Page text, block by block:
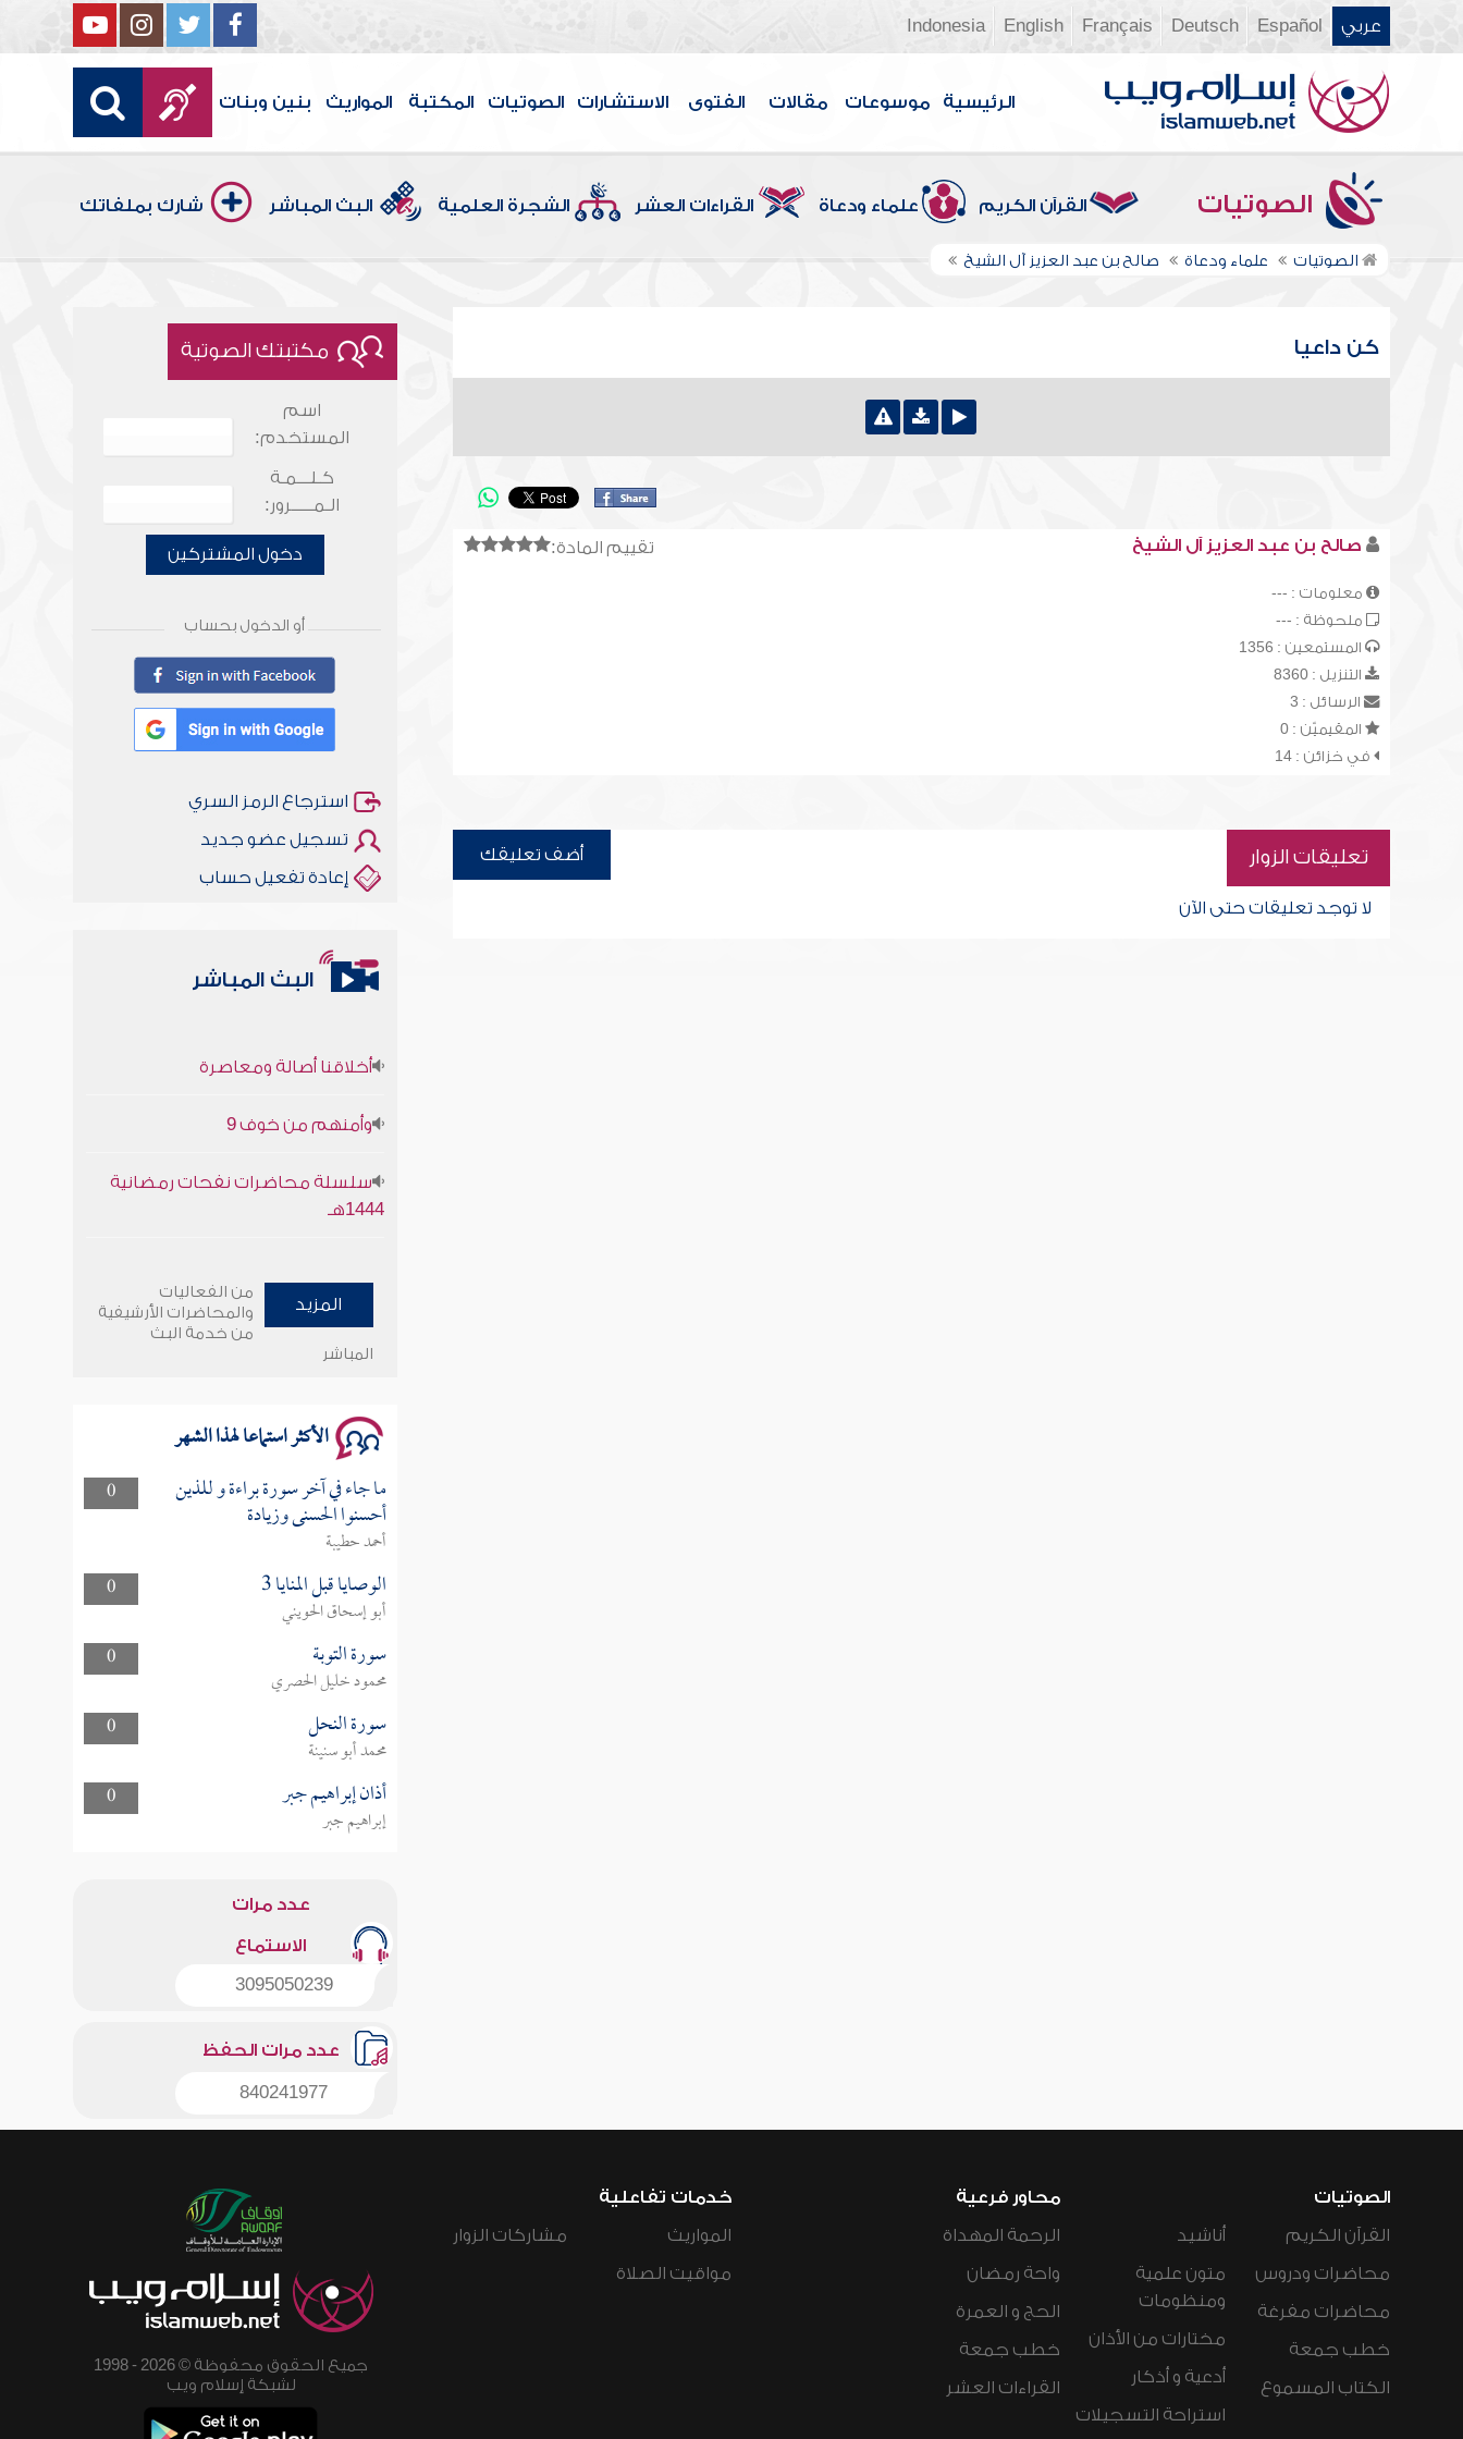
عربي Español
Deutsch
Français
English
Indonesia
الرئيسية موسوعات مقالات الفتوى الاستشارات الصوتيات المكتبة المواريث بنين وبنات
الصوتيات القرآن الكريم علماء ودعاة القراءات العشر الشجرة العلمية البث المباشر شارك بملفاتك
الصوتيات علماء ودعاة صالح بن عبد العزيز آل الشيخ
كن داعيا
تقييم المادة: صالح بن عبد العزيز آل الشيخ
معلومات : ---
ملحوظة : ---
المستمعين : 1356
التنزيل : 8360
الرسائل : 3
المقيميّن : 0
في خزائن : 14
تعليقات الزوار أضف تعليقك
لا توجد تعليقات حتى الآن
مكتبتك الصوتية
اسم
المستخدم:
كـلـــمـة
الـمـــــرور:
دخول المشتركين
أو الدخول بحساب
استرجاع الرمز السري
تسجيل عضو جديد
إعادة تفعيل حساب
البث المباشر
1444هـ
وأمنهم من خوف 9
المزيد
من الفعاليات
والمحاضرات الأرشيفية
من خدمة البث
المباشر
الأكثر استماعا لهذا الشهر
0 ما جاء في آخر سورة براءة و للذين
أحسنوا الحسنى وزيادة
أحمد حطيبة
0
الوصايا قبل المنايا 3
أبو إسحاق الحويني
0
سورة التوبة
محمود خليل الحصري
0
سورة النحل
محمد أبو سنينة
0
أذان إبراهيم جبر
إبراهيم جبر
عدد مرات
الاستماع
3095050239
عدد مرات الحفظ
840241977
الصوتيات
القرآن الكريم
محاضرات ودروس
محاضرات مفرغة
خطب جمعة
الكتاب المسموع
أناشيد
متون علمية
ومنظومات
مختارات من الأذان
أدعية و أذكار
استراحة التسجيلات
محاور فرعية
الرحمة المهداة
واحة رمضان
الحج و العمرة
خطب جمعة
القراءات العشر
خدمات تفاعلية
المواريث
مواقيت الصلاة
مشاركات الزوار
جميع الحقوق محفوظة © 2026 - 1998
لشبكة إسلام ويب